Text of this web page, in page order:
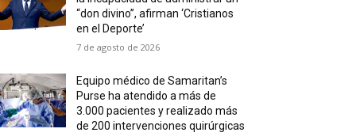
“don divino”, afirman ‘Cristianos
en el Deporte’
7 de agosto de 2026
Equipo médico de Samaritan’s
Purse ha atendido a más de
3.000 pacientes y realizado más
de 200 intervenciones quirúrgicas